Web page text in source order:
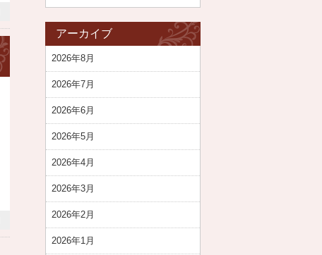
アーカイブ
2026年8月
2026年7月
2026年6月
2026年5月
2026年4月
2026年3月
2026年2月
2026年1月